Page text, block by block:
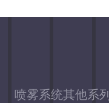
喷雾系统其他系列